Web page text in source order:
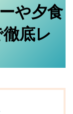
や夕食
底レ